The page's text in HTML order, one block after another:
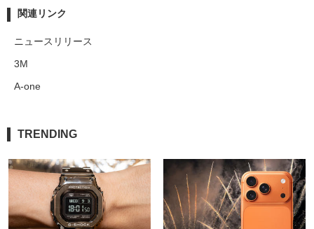
関連リンク
ニュースリリース
3M
A-one
TRENDING